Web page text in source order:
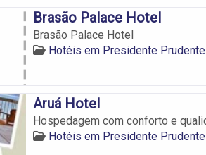
Brasão Palace Hotel
Brasão Palace Hotel
Hotéis em Presidente Prudente
Aruá Hotel
Hospedagem com conforto e
Hotéis em Presidente Prudente